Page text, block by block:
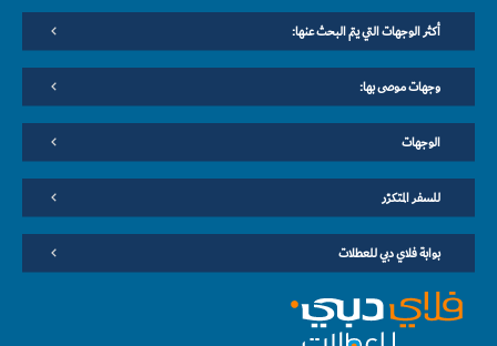
أكثر الوجهات التي يتم البحث عنها:
وجهات موصى بها:
الوجهات
للسفر المتكرّر
بوابة فلاي دبي للعطلات